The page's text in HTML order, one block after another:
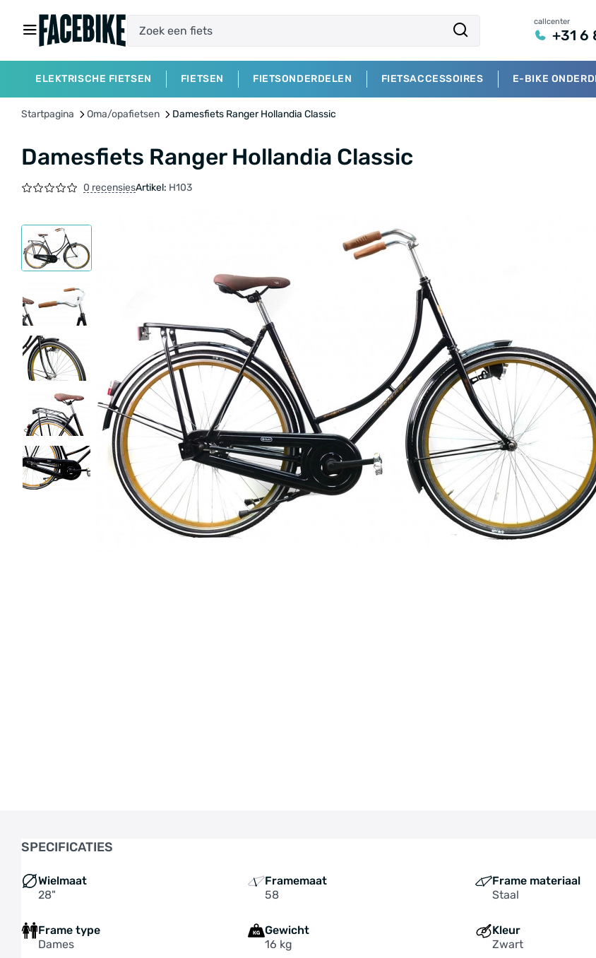
callcenter
+31 6
ELEKTRISCHE FIETSEN FIETSEN FIETSONDERDELEN FIETSACCESSOIRES E-BIKE
Startpagina Oma/opafietsen Damesfiets Ranger Hollandia Classic
Damesfiets Ranger Hollandia Classic
0 recensiesArtikel: H103
• GRATIS VERZENDING OP NIEUW FIETSEN VANAF 400 EUR • GEBRUIKT
SPECIFICATIES
Wielmaat
28"
Framemaat
58
Frame materiaal
Staal
Frame type
Dames
Gewicht
16 kg
Kleur
Zwart